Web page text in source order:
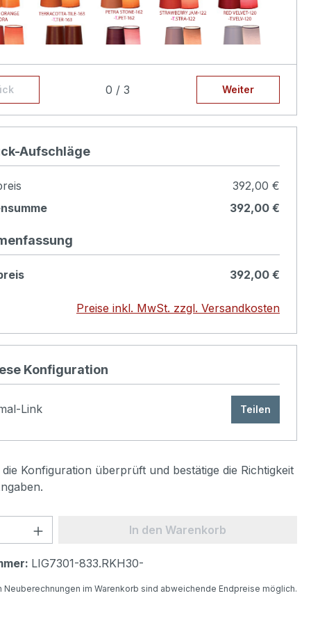
des Lampenschirms:
als Innenfarbe weiß-transparent, wenn
Sie das hier auswählen, Aufpreis 10€,
Aufpreis 10€
0 / 3 Weiter
Aufschläge
392,00 €
392,00 €
392,00 €
Preise inkl. MwSt. zzgl. Versandkosten
Konfiguration
Link Teilen
Konfiguration überprüft und bestätige die Richtigkeit
Anzahl: Gib den gewünschten Wert
In den Warenkorb
LIG7301-833.RKH30-
im Warenkorb sind abweichende Endpreise möglich.